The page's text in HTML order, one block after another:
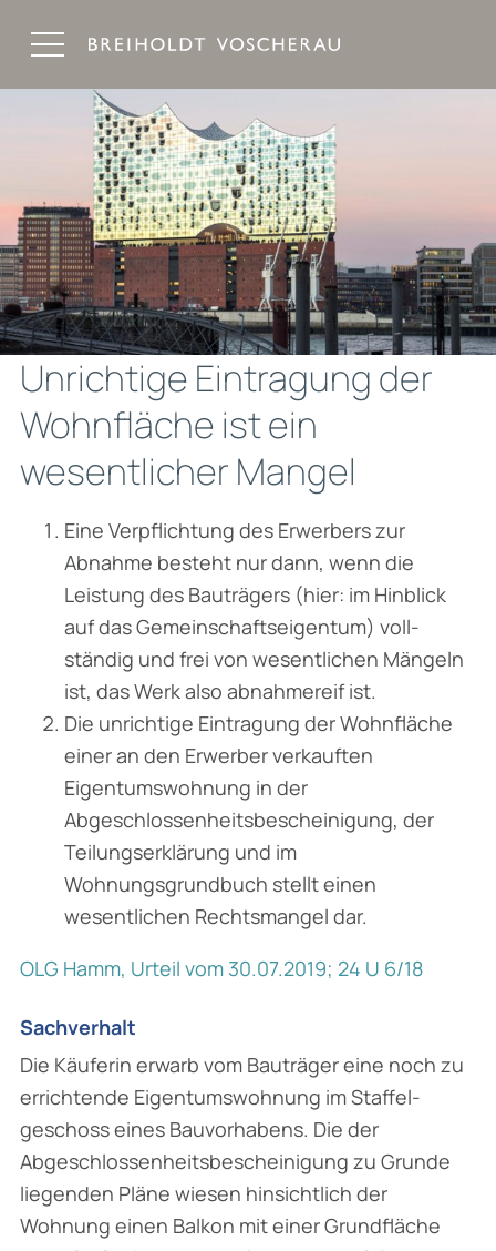
Unrichtige Eintragung der
Wohnfläche ist ein
wesentlicher Mangel
Eine Verpflichtung des Erwerbers zur
Abnahme besteht nur dann, wenn die
Leistung des Bauträgers (hier: im Hinblick
auf das Gemeinschaftseigentum) voll­
ständig und frei von wesentlichen Mängeln
ist, das Werk also abnahmereif ist.
Die unrichtige Eintragung der Wohnfläche
einer an den Erwerber verkauften
Eigentumswohnung in der
Abgeschlossenheitsbescheinigung, der
Teilungs­erklärung und im
Wohnungsgrundbuch stellt einen
wesentlichen Rechtsmangel dar.
OLG Hamm, Urteil vom 30.07.2019; 24 U 6/18
Sachverhalt
Die Käuferin erwarb vom Bauträger eine noch zu
errichtende Eigentumswohnung im Staffel­
geschoss eines Bauvorhabens. Die der
Abgeschlossenheitsbescheinigung zu Grunde
liegenden Pläne wiesen hinsichtlich der
Wohnung einen Balkon mit einer Grundfläche